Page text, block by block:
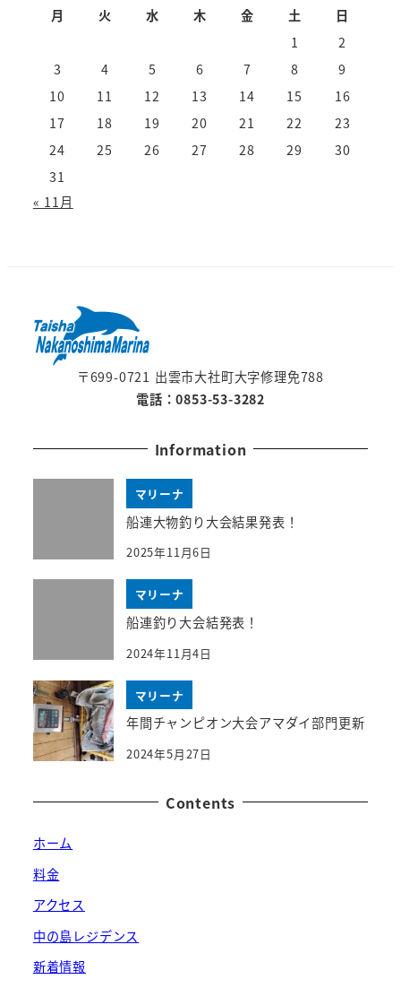
月
火 水 木 金 土
日
1
2
3
4 5 6 7 8
9
10
11 12 13 14 15
16
17
18 19 20 21 22
23
24
25 26 27 28 29
30
31
« 11月
〒699-0721 出雲市大社町大字修理免788
電話：0853-53-3282
Information
マリーナ
船連大物釣り大会結果発表！
2025年11月6日
マリーナ
船連釣り大会結発表！
2024年11月4日
マリーナ
年間チャンピオン大会アマダイ部門更新
2024年5月27日
Contents
ホーム
料金
アクセス
中の島レジデンス
新着情報